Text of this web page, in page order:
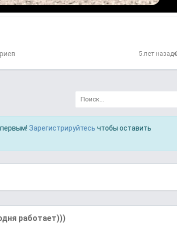
5 лет назад
Зарегистрируйтесь чтобы оставить
работает)))